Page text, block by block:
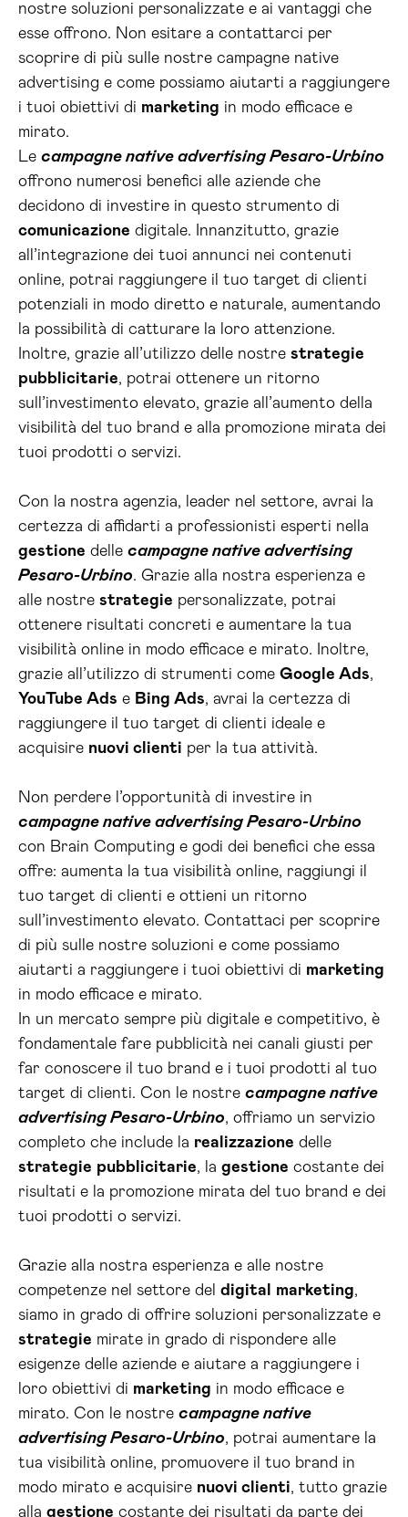
nostre soluzioni personalizzate e ai vantaggi che
esse offrono. Non esitare a contattarci per
scoprire di più sulle nostre campagne native
advertising e come possiamo aiutarti a raggiungere
i tuoi obiettivi di marketing in modo efficace e
mirato.
Le campagne native advertising Pesaro-Urbino
offrono numerosi benefici alle aziende che
decidono di investire in questo strumento di
comunicazione digitale. Innanzitutto, grazie
all’integrazione dei tuoi annunci nei contenuti
online, potrai raggiungere il tuo target di clienti
potenziali in modo diretto e naturale, aumentando
la possibilità di catturare la loro attenzione.
Inoltre, grazie all’utilizzo delle nostre strategie
pubblicitarie, potrai ottenere un ritorno
sull’investimento elevato, grazie all’aumento della
visibilità del tuo brand e alla promozione mirata dei
tuoi prodotti o servizi.
Con la nostra agenzia, leader nel settore, avrai la
certezza di affidarti a professionisti esperti nella
gestione delle campagne native advertising
Pesaro-Urbino. Grazie alla nostra esperienza e
alle nostre strategie personalizzate, potrai
ottenere risultati concreti e aumentare la tua
visibilità online in modo efficace e mirato. Inoltre,
grazie all’utilizzo di strumenti come Google Ads,
YouTube Ads e Bing Ads, avrai la certezza di
raggiungere il tuo target di clienti ideale e
acquisire nuovi clienti per la tua attività.
Non perdere l’opportunità di investire in
campagne native advertising Pesaro-Urbino
con Brain Computing e godi dei benefici che essa
offre: aumenta la tua visibilità online, raggiungi il
tuo target di clienti e ottieni un ritorno
sull’investimento elevato. Contattaci per scoprire
di più sulle nostre soluzioni e come possiamo
aiutarti a raggiungere i tuoi obiettivi di marketing
in modo efficace e mirato.
In un mercato sempre più digitale e competitivo, è
fondamentale fare pubblicità nei canali giusti per
far conoscere il tuo brand e i tuoi prodotti al tuo
target di clienti. Con le nostre campagne native
advertising Pesaro-Urbino, offriamo un servizio
completo che include la realizzazione delle
strategie pubblicitarie, la gestione costante dei
risultati e la promozione mirata del tuo brand e dei
tuoi prodotti o servizi.
Grazie alla nostra esperienza e alle nostre
competenze nel settore del digital marketing,
siamo in grado di offrire soluzioni personalizzate e
strategie mirate in grado di rispondere alle
esigenze delle aziende e aiutare a raggiungere i
loro obiettivi di marketing in modo efficace e
mirato. Con le nostre campagne native
advertising Pesaro-Urbino, potrai aumentare la
tua visibilità online, promuovere il tuo brand in
modo mirato e acquisire nuovi clienti, tutto grazie
alla gestione costante dei risultati da parte dei